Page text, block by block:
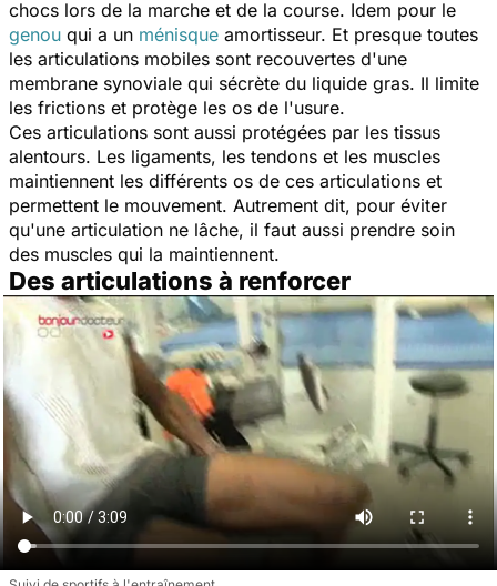
chocs lors de la marche et de la course. Idem pour le
genou qui a un ménisque amortisseur. Et presque toutes
les articulations mobiles sont recouvertes d'une
membrane synoviale qui sécrète du liquide gras. Il limite
les frictions et protège les os de l'usure.
Ces articulations sont aussi protégées par les tissus
alentours. Les ligaments, les tendons et les muscles
maintiennent les différents os de ces articulations et
permettent le mouvement. Autrement dit, pour éviter
qu'une articulation ne lâche, il faut aussi prendre soin
des muscles qui la maintiennent.
Des articulations à renforcer